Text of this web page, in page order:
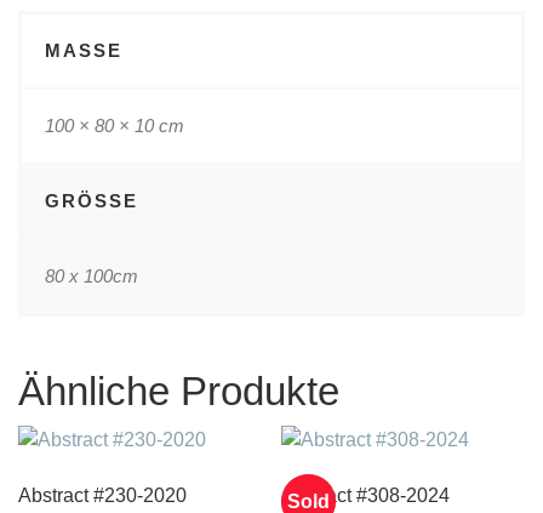
MASSE
100 × 80 × 10 cm
GRÖSSE
80 x 100cm
Ähnliche Produkte
Abstract #230-2020 Sold
Abstract #308-2024